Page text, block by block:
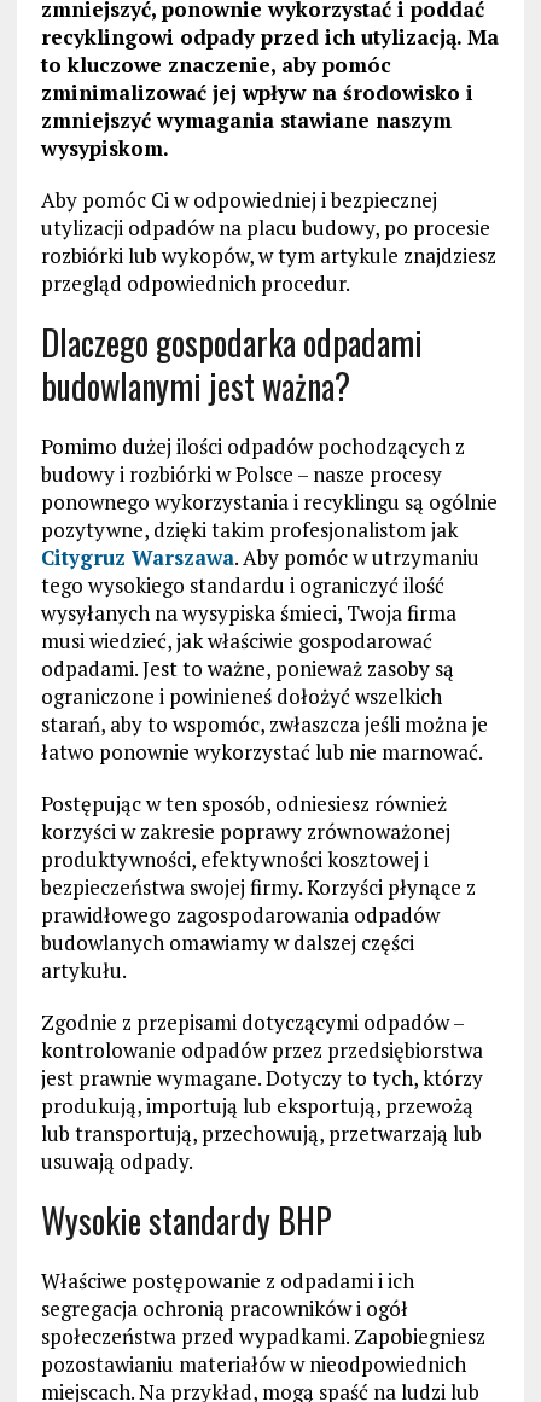
zmniejszyć, ponownie wykorzystać i poddać
recyklingowi odpady przed ich utylizacją. Ma
to kluczowe znaczenie, aby pomóc
zminimalizować jej wpływ na środowisko i
zmniejszyć wymagania stawiane naszym
wysypiskom.
Aby pomóc Ci w odpowiedniej i bezpiecznej
utylizacji odpadów na placu budowy, po procesie
rozbiórki lub wykopów, w tym artykule znajdziesz
przegląd odpowiednich procedur.
Dlaczego gospodarka odpadami
budowlanymi jest ważna?
Pomimo dużej ilości odpadów pochodzących z
budowy i rozbiórki w Polsce – nasze procesy
ponownego wykorzystania i recyklingu są ogólnie
pozytywne, dzięki takim profesjonalistom jak
Citygruz Warszawa. Aby pomóc w utrzymaniu
tego wysokiego standardu i ograniczyć ilość
wysyłanych na wysypiska śmieci, Twoja firma
musi wiedzieć, jak właściwie gospodarować
odpadami. Jest to ważne, ponieważ zasoby są
ograniczone i powinieneś dołożyć wszelkich
starań, aby to wspomóc, zwłaszcza jeśli można je
łatwo ponownie wykorzystać lub nie marnować.
Postępując w ten sposób, odniesiesz również
korzyści w zakresie poprawy zrównoważonej
produktywności, efektywności kosztowej i
bezpieczeństwa swojej firmy. Korzyści płynące z
prawidłowego zagospodarowania odpadów
budowlanych omawiamy w dalszej części
artykułu.
Zgodnie z przepisami dotyczącymi odpadów –
kontrolowanie odpadów przez przedsiębiorstwa
jest prawnie wymagane. Dotyczy to tych, którzy
produkują, importują lub eksportują, przewożą
lub transportują, przechowują, przetwarzają lub
usuwają odpady.
Wysokie standardy BHP
Właściwe postępowanie z odpadami i ich
segregacja ochronią pracowników i ogół
społeczeństwa przed wypadkami. Zapobiegniesz
pozostawianiu materiałów w nieodpowiednich
miejscach. Na przykład, mogą spaść na ludzi lub